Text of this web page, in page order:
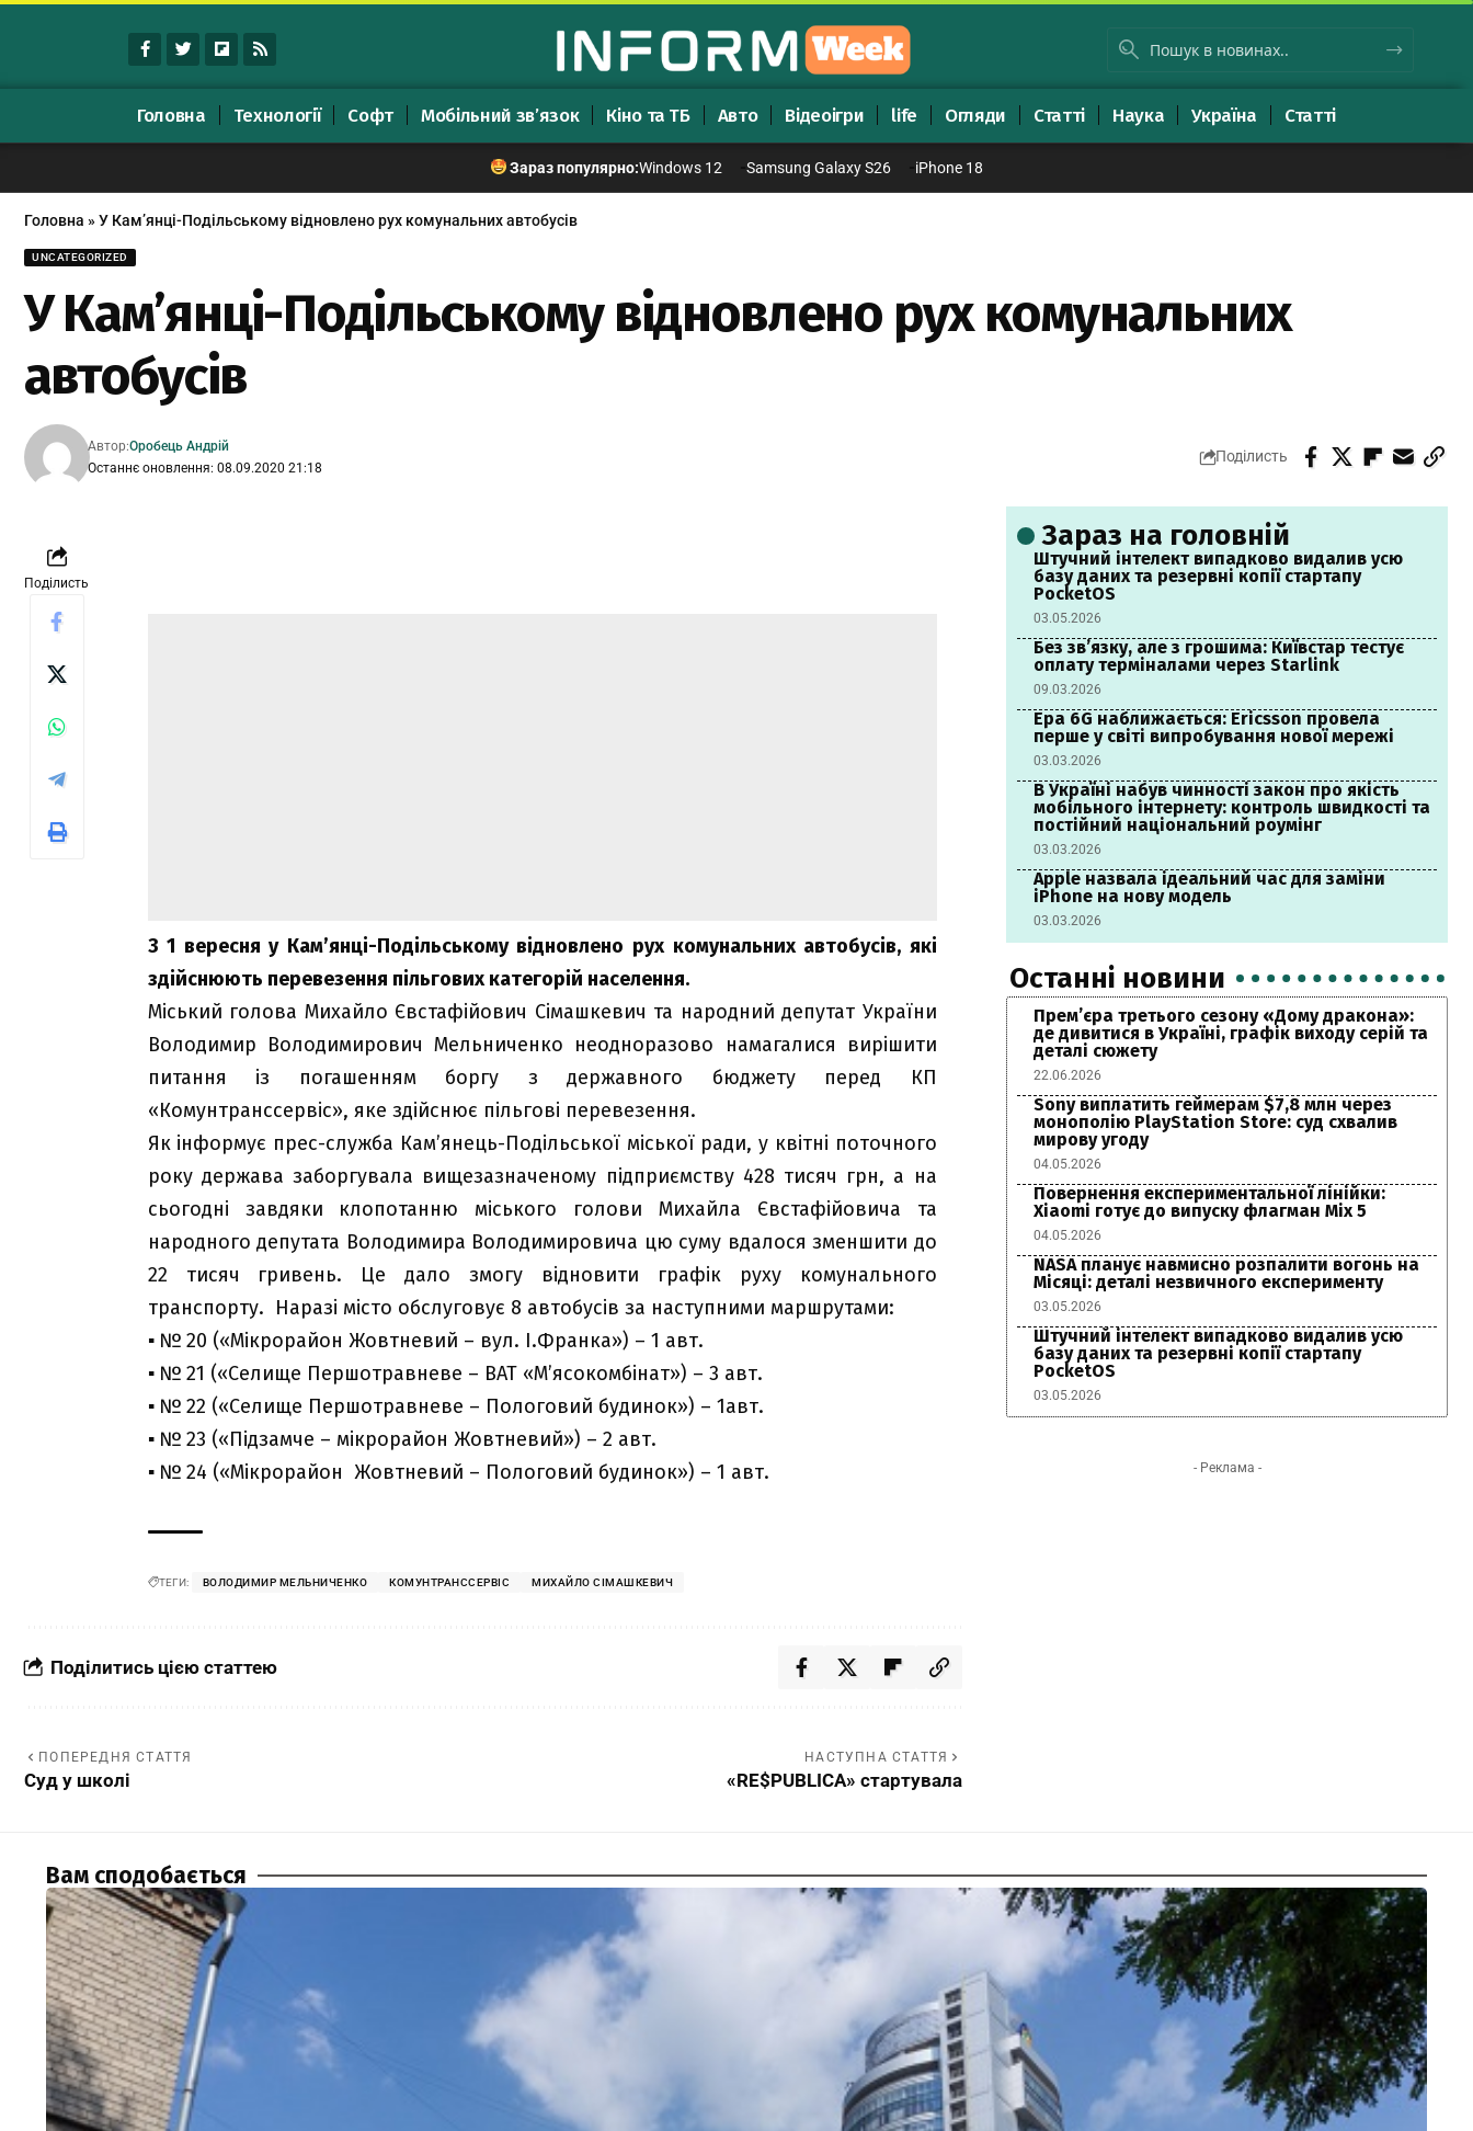
Головна Технології Софт Мобільний зв’язок Кіно та ТБ Авто Відеоігри life Огляди Статті Наука Україна Статті
Зараз популярно:Windows 12 Samsung Galaxy S26 iPhone 18
Головна »У Кам’янці-Подільському відновлено рух комунальних автобусів
UNCATEGORIZED
У Кам’янці-Подільському відновлено рух комунальних
автобусів
Останнє оновлення: 08.09.2020 21:18
Автор:Оробець Андрій
Поділисть
Поділисть
З 1 вересня у Кам’янці-Подільському відновлено рух комунальних автобусів, які
здійснюють перевезення пільгових категорій населення.
Міський голова Михайло Євстафійович Сімашкевич та народний депутат України
Володимир Володимирович Мельниченко неодноразово намагалися вирішити
питання із погашенням боргу з державного бюджету перед КП
«Комунтранссервіс», яке здійснює пільгові перевезення.
Як інформує прес-служба Кам’янець-Подільської міської ради, у квітні поточного
року держава заборгувала вищезазначеному підприємству 428 тисяч грн, а на
сьогодні завдяки клопотанню міського голови Михайла Євстафійовича та
народного депутата Володимира Володимировича цю суму вдалося зменшити до
22 тисяч гривень. Це дало змогу відновити графік руху комунального
транспорту. Наразі місто обслуговує 8 автобусів за наступними маршрутами:
▪ № 20 («Мікрорайон Жовтневий – вул. І.Франка») – 1 авт.
▪ № 21 («Селище Першотравневе – ВАТ «М’ясокомбінат») – 3 авт.
▪ № 22 («Селище Першотравневе – Пологовий будинок») – 1авт.
▪ № 23 («Підзамче – мікрорайон Жовтневий») – 2 авт.
▪ № 24 («Мікрорайон Жовтневий – Пологовий будинок») – 1 авт.
ТЕГИ: ВОЛОДИМИР МЕЛЬНИЧЕНКО КОМУНТРАНССЕРВІС МИХАЙЛО СІМАШКЕВИЧ
Поділитись цією статтею
ПОПЕРЕДНЯ СТАТТЯ
Суд у школі
НАСТУПНА СТАТТЯ
«RE$PUBLICA» стартувала
Зараз на головній
Штучний інтелект випадково видалив усю
базу даних та резервні копії стартапу
PocketOS
03.05.2026
Без зв’язку, але з грошима: Київстар тестує
оплату терміналами через Starlink
09.03.2026
Ера 6G наближається: Ericsson провела
перше у світі випробування нової мережі
03.03.2026
В Україні набув чинності закон про якість
мобільного інтернету: контроль швидкості та
постійний національний роумінг
03.03.2026
Apple назвала ідеальний час для заміни
iPhone на нову модель
03.03.2026
Останні новини
Прем’єра третього сезону «Дому дракона»:
де дивитися в Україні, графік виходу серій та
деталі сюжету
22.06.2026
Sony виплатить геймерам $7,8 млн через
монополію PlayStation Store: суд схвалив
мирову угоду
04.05.2026
Повернення експериментальної лінійки:
Xiaomi готує до випуску флагман Mix 5
04.05.2026
NASA планує навмисно розпалити вогонь на
Місяці: деталі незвичного експерименту
03.05.2026
Штучний інтелект випадково видалив усю
базу даних та резервні копії стартапу
PocketOS
03.05.2026
- Реклама -
Вам сподобається